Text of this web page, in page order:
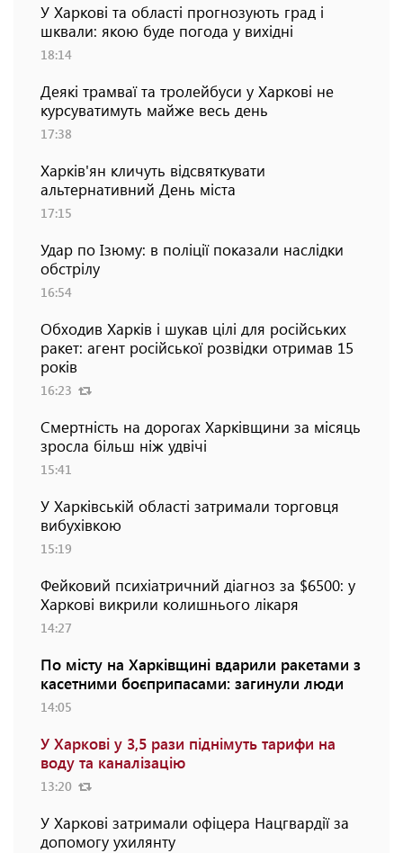
У Харкові та області прогнозують град і
шквали: якою буде погода у вихідні
18:14
Деякі трамваї та тролейбуси у Харкові не
курсуватимуть майже весь день
17:38
Харків'ян кличуть відсвяткувати
альтернативний День міста
17:15
Удар по Ізюму: в поліції показали наслідки
обстрілу
16:54
Обходив Харків і шукав цілі для російських
ракет: агент російської розвідки отримав 15
років
16:23
Смертність на дорогах Харківщини за місяць
зросла більш ніж удвічі
15:41
У Харківській області затримали торговця
вибухівкою
15:19
Фейковий психіатричний діагноз за $6500: у
Харкові викрили колишнього лікаря
14:27
По місту на Харківщині вдарили ракетами з
касетними боєприпасами: загинули люди
14:05
У Харкові у 3,5 рази піднімуть тарифи на
воду та каналізацію
13:20
У Харкові затримали офіцера Нацгвардії за
допомогу ухилянту